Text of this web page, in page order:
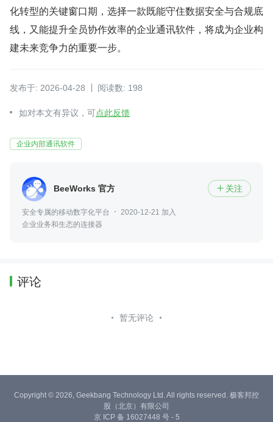
化转型的关键窗口期，选择一款既能守住数据安全与合规底
线，又能提升全员协作效率的企业通讯软件，将成为企业构
建未来竞争力的重要一步。
发布于: 2026-04-28 阅读数: 198
如对本文有异议，可点此反馈
企业内部通讯软件
BeeWorks 官方  关注
安全专属的移动数字化平台
2020-12-21 加入
企业业务和生态的连接器
评论
暂无评论
Copyright © 2026, Geekbang Technology Ltd. All rights reserved. 极客邦控
股（北京）有限公司
京 ICP 备 16027448 号 - 5